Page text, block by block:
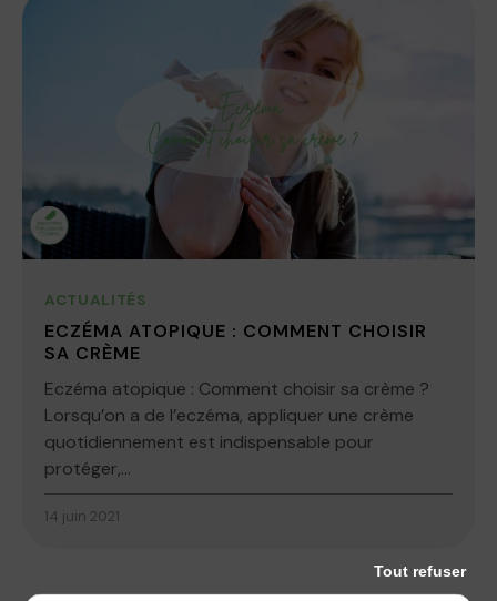
ACTUALITÉS
ECZÉMA ATOPIQUE : COMMENT CHOISIR
SA CRÈME
Eczéma atopique : Comment choisir sa crème ?
Lorsqu’on a de l’eczéma, appliquer une crème
quotidiennement est indispensable pour
protéger,...
14 juin 2021
Tout refuser